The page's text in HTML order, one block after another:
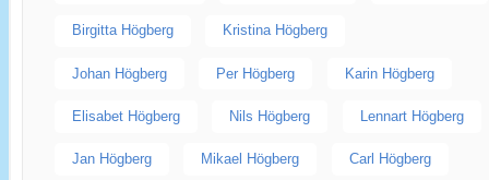
Birgitta Högberg Kristina Högberg
Johan Högberg Per Högberg Karin Högberg
Elisabet Högberg Nils Högberg Lennart Högberg
Jan Högberg Mikael Högberg Carl Högberg